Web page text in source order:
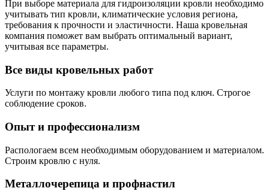
При выборе материала для гидроизоляции кровли необходимо
учитывать тип кровли, климатические условия региона,
требования к прочности и эластичности. Наша кровельная
компания поможет вам выбрать оптимальный вариант,
учитывая все параметры.
Все виды кровельных работ
Услуги по монтажу кровли любого типа под ключ. Строгое
соблюдение сроков.
Опыт и профессионализм
Распологаем всем необходимым оборудованием и материалом.
Строим кровлю с нуля.
Металлочерепица и профнастил